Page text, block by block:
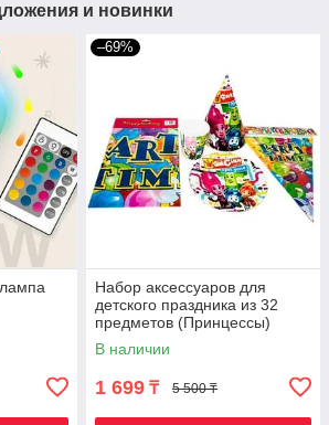
и новинки
–69%
Набор аксессуаров для
детского праздника из 32
предметов (Принцессы)
В наличии
1 699 ₸ 5 500 ₸